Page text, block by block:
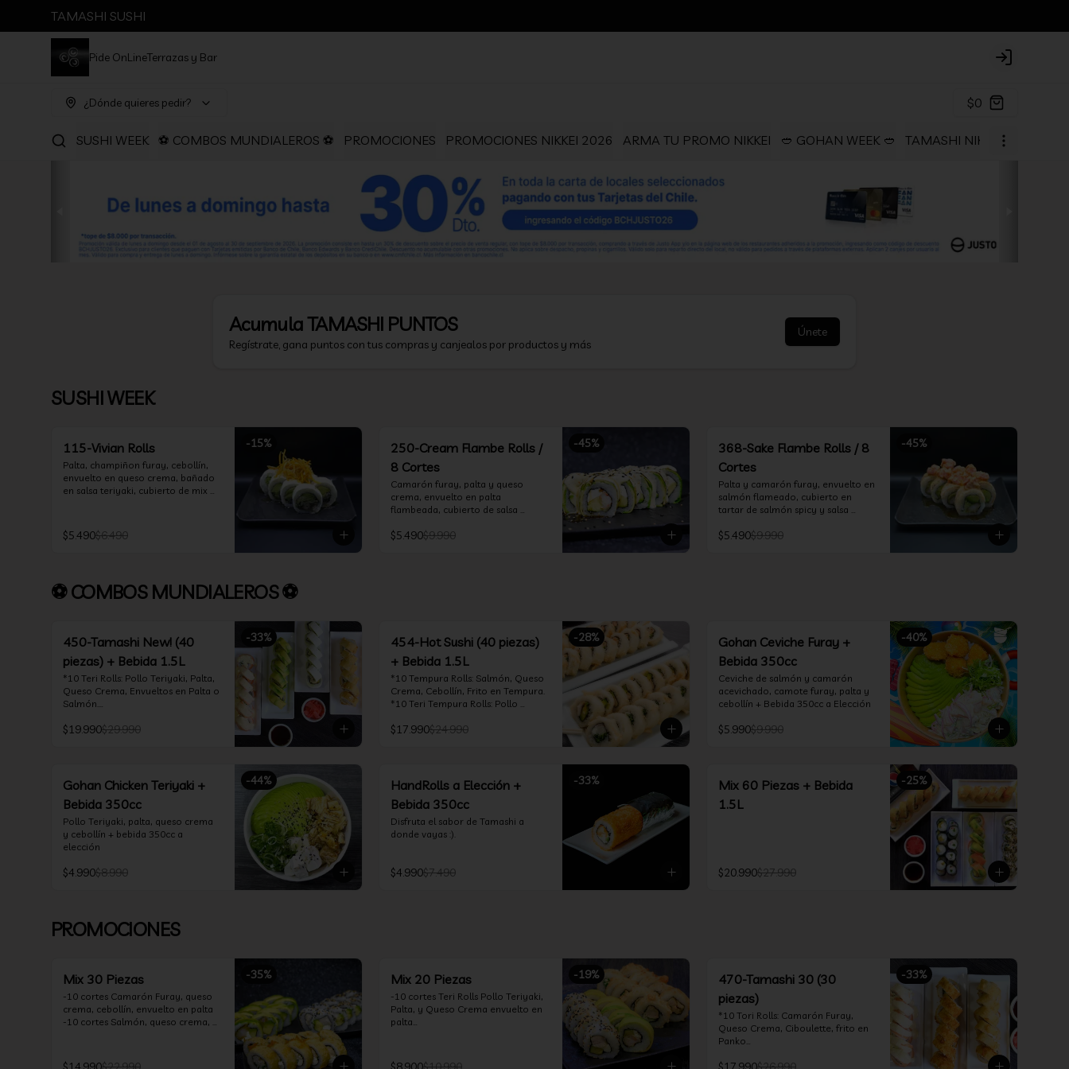
TAMASHI SUSHI
Pide OnLineTerrazas y Bar Login
¿Dónde quieres pedir? $0
SUSHI WEEK ⚽ COMBOS MUNDIALEROS ⚽ PROMOCIONES PROMOCIONES NIKKEI 2026 ARMA TU PROMO NIKKEI 🥙 GOHAN WEEK 🥙 TAMASHI NIKKEI
AcumulaTAMASHI PUNTOS
Regístrate, gana puntos con tus compras y canjealos por productos y más
Únete
SUSHI WEEK
-15%
115-Vivian Rolls
Palta, champiñon furay, cebollín,
envuelto en queso crema, bañado
en salsa teriyaki, cubierto de mix
$5.490$6.490
-45%
250-Cream Flambe Rolls /
8 Cortes
Camarón furay, palta y queso
crema, envuelto en palta
flambeada, cubierto de salsa
de sesamo.
$5.490$9.990
-45%
368-Sake Flambe Rolls / 8
Cortes
Palta y camarón furay, envuelto en
salmón flameado, cubierto en
tartar de salmón spicy y salsa
$5.490$9.990
⚽ COMBOS MUNDIALEROS ⚽
-33%
450-Tamashi New! (40
piezas) + Bebida 1.5L
*10 Teri Rolls: Pollo Teriyaki, Palta,
Queso Crema, Envueltos en Palta o
Salmón.
Palta, Cebollín, Envuelto en Queso
envuelto en salmón y bañado en
salsa acevichada
*10 Tempura Rolls: Salmón, Queso
Crema, Cebollín, Frito en Tempura.
*Incluye 2 palitos, 2 soya 30ml, 1
salsa teriyaki 30ml
$19.990$29.990
-28%
454-Hot Sushi (40 piezas)
+ Bebida 1.5L
*10 Tempura Rolls: Salmón, Queso
Crema, Cebollín, Frito en Tempura.
*10 Teri Tempura Rolls: Pollo
Frito en Tempura
*10 Kani Tempura Rolls: Kanikama,
Queso Crema y Cebollín, frito en
tempura
*Incluye 2 palitos, 2 soya 30ml, 1
salsa teriyaki 30ml
$17.990$24.990
-40%
Gohan Ceviche Furay +
Bebida 350cc
Ceviche de salmón y camarón
acevichado, camote furay, palta y
cebollín + Bebida 350cc a Elección
$5.990$9.990
-44%
Gohan Chicken Teriyaki +
Bebida 350cc
Pollo Teriyaki, palta, queso crema
y cebollín + bebida 350cc a
elección
$4.990$8.990
-33%
HandRolls a Elección +
Bebida 350cc
Disfruta el sabor de Tamashi a
donde vayas :).
$4.990$7.490
-25%
Mix 60 Piezas + Bebida
1.5L
$20.990$27.990
PROMOCIONES
-35%
Mix 30 Piezas
-10 cortes Camarón Furay, queso
crema, cebollín, envuelto en palta
-10 cortes Salmón, queso crema,
crema, cebollín, frito en tempura
-19%
Mix 20 Piezas
-10 cortes Teri Rolls Pollo Teriyaki,
Palta, y Queso Crema envuelto en
palta
en Panko
-33%
470-Tamashi 30 (30
piezas)
*10 Tori Rolls: Camarón Furay,
Queso Crema, Ciboulette, frito en
Panko
Crema, Cebollín, Frito en Tempura.